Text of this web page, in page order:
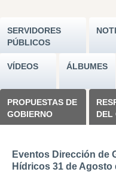
SERVIDORES
PÚBLICOS
VÍDEOS ÁLBUMES
PROPUESTAS DE
GOBIERNO
DEL
Eventos Dirección de
Hídricos 31 de Agosto